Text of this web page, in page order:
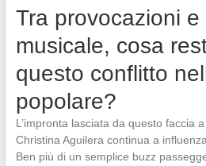
Tra provocazioni
musicale, cosa
questo conflitto
popolare?
L’impronta lasciata da questo faccia
Christina Aguilera continua a
Ben più di un semplice buzz